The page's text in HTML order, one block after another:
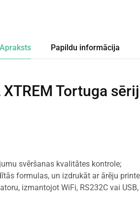
Apraksts Papildu informācija
XTREM Tortuga
svēršanas kvalitātes kontrole;
formulas, un izdrukāt ar ārēju
izmantojot WiFi, RS232C vai